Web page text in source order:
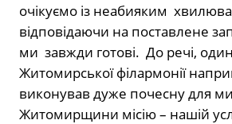
очікуємо із неабияким
відповідаючи на поставлене
ми завжди готові. До речі, один
Житомирської філармонії
виконував дуже почесну для
Житомирщини місію – нашій